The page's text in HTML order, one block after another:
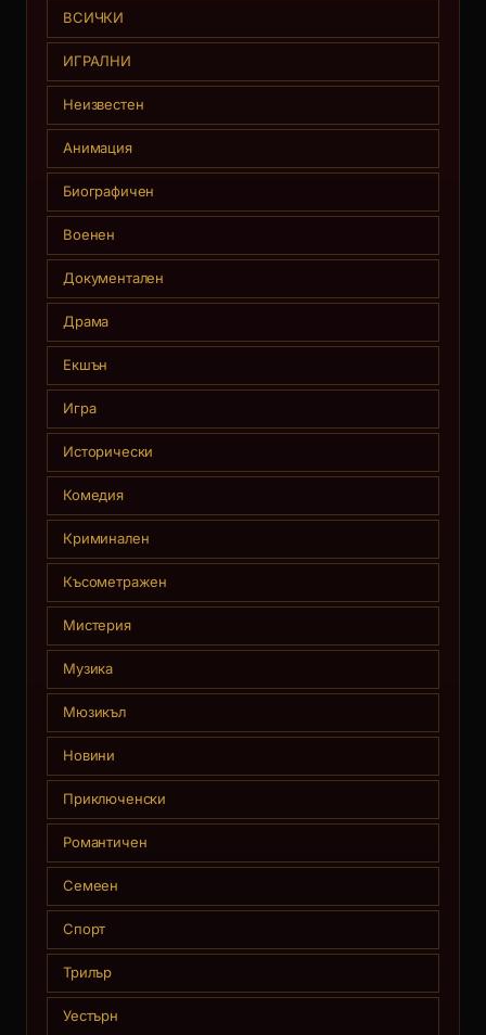
ВСИЧКИ
ИГРАЛНИ
Неизвестен
Анимация
Биографичен
Военен
Документален
Драма
Екшън
Игра
Исторически
Комедия
Криминален
Късометражен
Мистерия
Музика
Мюзикъл
Новини
Приключенски
Романтичен
Семеен
Спорт
Трилър
Уестърн